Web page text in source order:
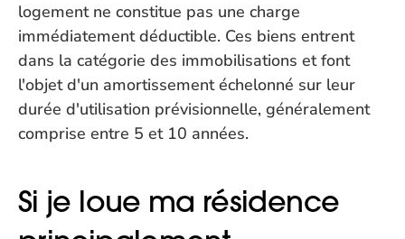
logement ne constitue pas une charge
immédiatement déductible. Ces biens entrent
dans la catégorie des immobilisations et font
l'objet d'un amortissement échelonné sur leur
durée d'utilisation prévisionnelle, généralement
comprise entre 5 et 10 années.
Si je loue ma résidence